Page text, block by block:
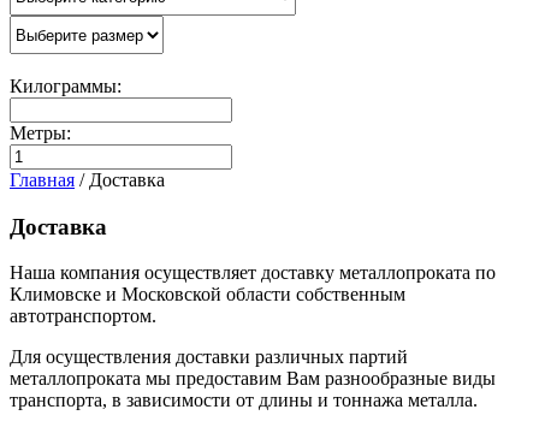
Килограммы:
Метры:
Главная / Доставка
Доставка
Наша компания осуществляет доставку металлопроката по
Климовске и Московской области собственным
автотранспортом.
Для осуществления доставки различных партий
металлопроката мы предоставим Вам разнообразные виды
транспорта, в зависимости от длины и тоннажа металла.